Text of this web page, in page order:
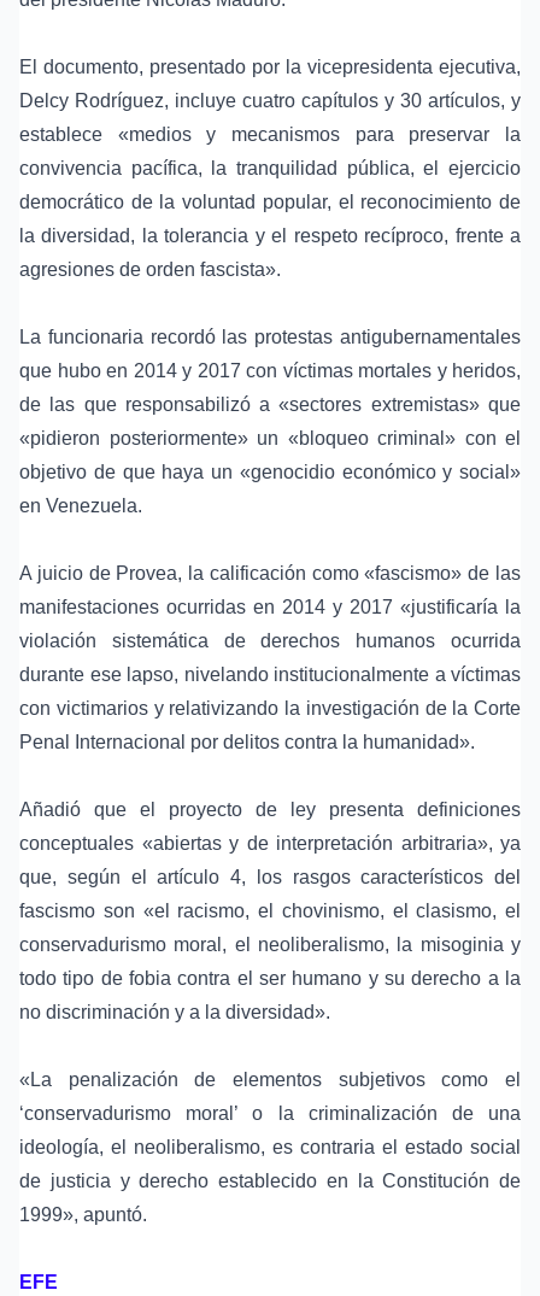
El documento, presentado por la vicepresidenta ejecutiva,
Delcy Rodríguez, incluye cuatro capítulos y 30 artículos, y
establece «medios y mecanismos para preservar la
convivencia pacífica, la tranquilidad pública, el ejercicio
democrático de la voluntad popular, el reconocimiento de
la diversidad, la tolerancia y el respeto recíproco, frente a
agresiones de orden fascista».
La funcionaria recordó las protestas antigubernamentales
que hubo en 2014 y 2017 con víctimas mortales y heridos,
de las que responsabilizó a «sectores extremistas» que
«pidieron posteriormente» un «bloqueo criminal» con el
objetivo de que haya un «genocidio económico y social»
en Venezuela.
A juicio de Provea, la calificación como «fascismo» de las
manifestaciones ocurridas en 2014 y 2017 «justificaría la
violación sistemática de derechos humanos ocurrida
durante ese lapso, nivelando institucionalmente a víctimas
con victimarios y relativizando la investigación de la Corte
Penal Internacional por delitos contra la humanidad».
Añadió que el proyecto de ley presenta definiciones
conceptuales «abiertas y de interpretación arbitraria», ya
que, según el artículo 4, los rasgos característicos del
fascismo son «el racismo, el chovinismo, el clasismo, el
conservadurismo moral, el neoliberalismo, la misoginia y
todo tipo de fobia contra el ser humano y su derecho a la
no discriminación y a la diversidad».
«La penalización de elementos subjetivos como el
‘conservadurismo moral’ o la criminalización de una
ideología, el neoliberalismo, es contraria el estado social
de justicia y derecho establecido en la Constitución de
1999», apuntó.
EFE